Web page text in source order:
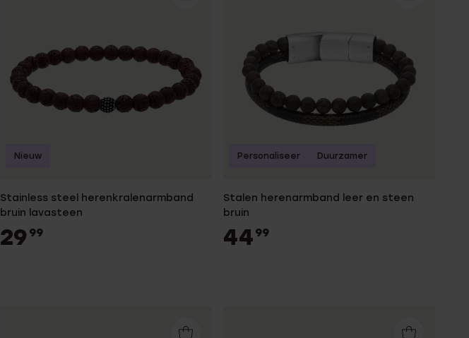
Stainless steel herenkralenarmband
bruin lavasteen
29 99
Nieuw
Stalen herenarmband leer en steen
bruin
44 99
Personaliseer Duurzamer